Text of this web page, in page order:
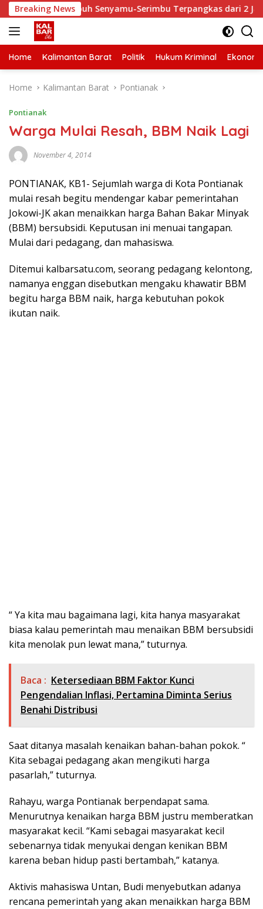
Skip
to
content
Breaking News
Tempuh Senyamu-Serimbu Terpangkas dari 2 Jam Jadi
Home Kalimantan Barat Politik Hukum Kriminal Ekonomi
Home Kalimantan Barat Pontianak
Pontianak
Warga Mulai Resah, BBM Naik Lagi
November 4, 2014
PONTIANAK, KB1- Sejumlah warga di Kota Pontianak
mulai resah begitu mendengar kabar pemerintahan
Jokowi-JK akan menaikkan harga Bahan Bakar Minyak
(BBM) bersubsidi. Keputusan ini menuai tangapan.
Mulai dari pedagang, dan mahasiswa.
Ditemui kalbarsatu.com, seorang pedagang kelontong,
namanya enggan disebutkan mengaku khawatir BBM
begitu harga BBM naik, harga kebutuhan pokok
ikutan naik.
“ Ya kita mau bagaimana lagi, kita hanya masyarakat
biasa kalau pemerintah mau menaikan BBM bersubsidi
kita menolak pun lewat mana,” tuturnya.
Baca : Ketersediaan BBM Faktor Kunci
Pengendalian Inflasi, Pertamina Diminta Serius
Benahi Distribusi
Saat ditanya masalah kenaikan bahan-bahan pokok. “
Kita sebagai pedagang akan mengikuti harga
pasarlah,” tuturnya.
Rahayu, warga Pontianak berpendapat sama.
Menurutnya kenaikan harga BBM justru memberatkan
masyarakat kecil. “Kami sebagai masyarakat kecil
sebenarnya tidak menyukai dengan kenikan BBM
karena beban hidup pasti bertambah,” katanya.
Aktivis mahasiswa Untan, Budi menyebutkan adanya
rencana pemerintah yang akan menaikkan harga BBM